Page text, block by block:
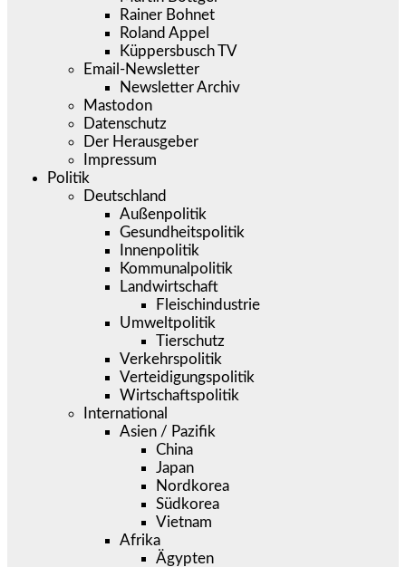
Rainer Bohnet
Roland Appel
Küppersbusch TV
Email-Newsletter
Newsletter Archiv
Mastodon
Datenschutz
Der Herausgeber
Impressum
Politik
Deutschland
Außenpolitik
Gesundheitspolitik
Innenpolitik
Kommunalpolitik
Landwirtschaft
Fleischindustrie
Umweltpolitik
Tierschutz
Verkehrspolitik
Verteidigungspolitik
Wirtschaftspolitik
International
Asien / Pazifik
China
Japan
Nordkorea
Südkorea
Vietnam
Afrika
Ägypten